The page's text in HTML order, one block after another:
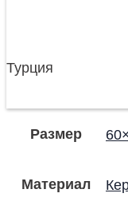
Турция
Размер
Материал